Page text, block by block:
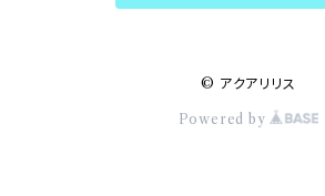
ホワイト & クリア / White & Clear
マルチカラー / Multi Color
Sold Outブレスレット
Sold Outピアス・イヤリング© アクアリリス
Powered by